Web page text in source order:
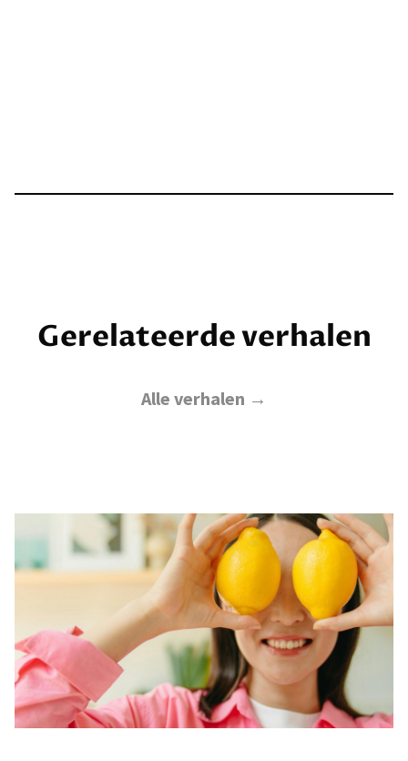
Gerelateerde verhalen
Alle verhalen →